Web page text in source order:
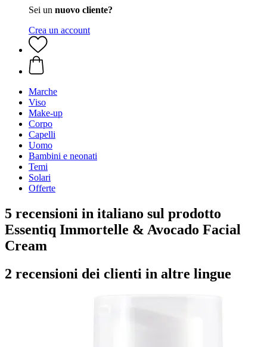
Sei un nuovo cliente?
Crea un account
Marche
Viso
Make-up
Corpo
Capelli
Uomo
Bambini e neonati
Temi
Solari
Offerte
5 recensioni in italiano sul prodotto
Essentiq Immortelle & Avocado Facial
Cream
2 recensioni dei clienti in altre lingue